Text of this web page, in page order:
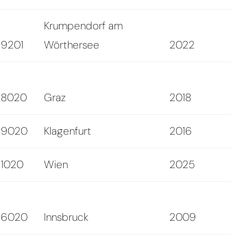
9201
Krumpendorf am
Wörthersee
2022
8020 Graz 2018
9020 Klagenfurt 2016
1020 Wien 2025
6020 Innsbruck 2009